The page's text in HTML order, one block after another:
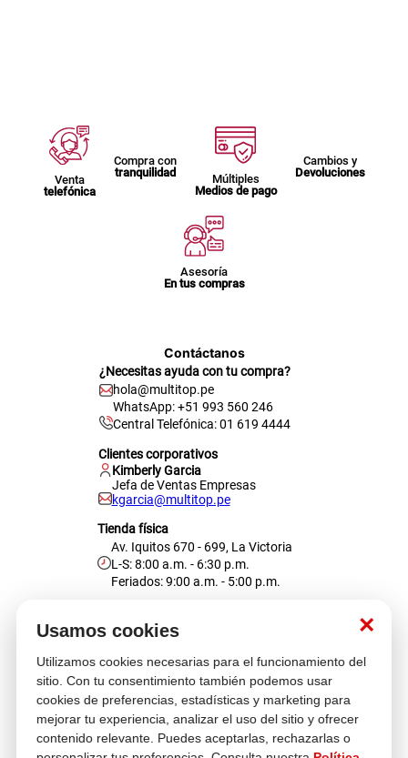
×
Usamos cookies
Utilizamos cookies necesarias para el funcionamiento del
sitio. Con tu consentimiento también podemos usar
cookies de preferencias, estadísticas y marketing para
mejorar tu experiencia, analizar el uso del sitio y ofrecer
contenido relevante. Puedes aceptarlas, rechazarlas o
Venta
telefónica
Compra con
tranquilidad
Múltiples
Medios de pago
Cambios y
Devoluciones
Asesoría
En tus compras
Contáctanos
¿Necesitas ayuda con tu compra?
hola@multitop.pe
WhatsApp: +51 993 560 246
Central Telefónica: 01 619 4444
Clientes corporativos
Kimberly Garcia
Jefa de Ventas Empresas
kgarcia@multitop.pe
Tienda física
Av. Iquitos 670 - 699, La Victoria
L-S: 8:00 a.m. - 6:30 p.m.
Feriados: 9:00 a.m. - 5:00 p.m.
Atención al cliente
Descubre más